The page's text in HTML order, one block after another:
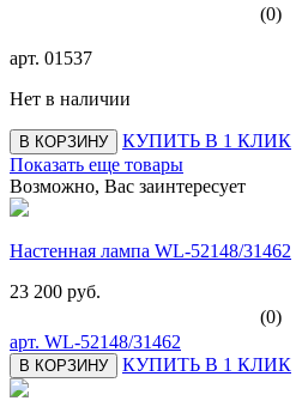
(0)
арт. 01537
Нет в наличии
В КОРЗИНУ
КУПИТЬ В 1 КЛИК
Показать еще товары
Возможно, Вас заинтересует
Настенная лампа WL-52148/31462
23 200 руб.
(0)
арт. WL-52148/31462
В КОРЗИНУ КУПИТЬ В 1 КЛИК